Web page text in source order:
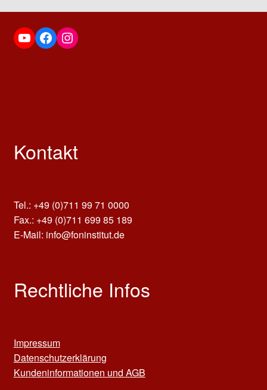
YouTube Facebook Instagram
Kontakt
Tel.: +49 (0)711 99 71 0000
Fax.: +49 (0)711 699 85 189
E-Mail: info@foninstitut.de
Rechtliche Infos
Impressum
Datenschutzerklärung
Kundeninformationen und AGB